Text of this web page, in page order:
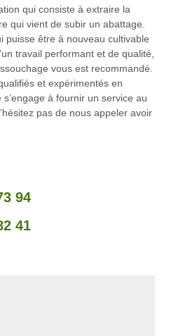
qui consiste à extraire la
qui vient de subir un abattage.
puisse être à nouveau cultivable
travail performant et de qualité,
vous est recommandé.
et expérimentés en
à fournir un service au
pas de nous appeler avoir
94
41